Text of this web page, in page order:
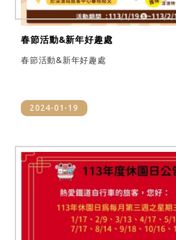
春節活動&新年好趣處
春節活動&新年好趣處
2024-01-19